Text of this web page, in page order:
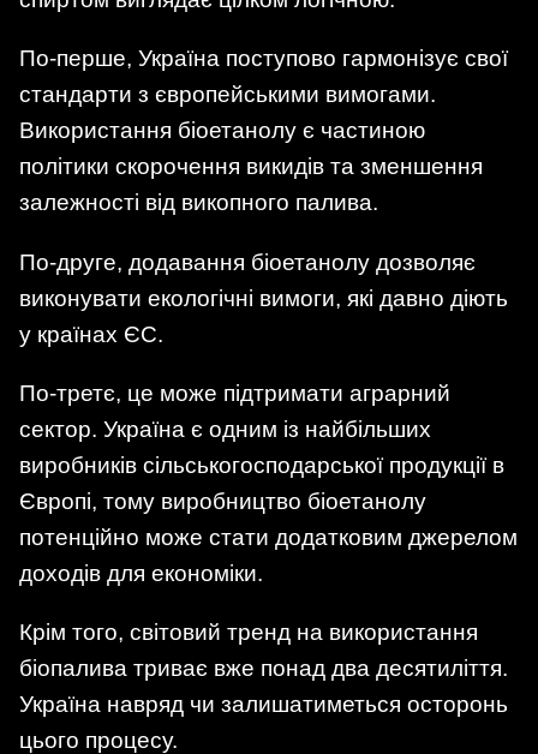
По-перше, Україна поступово гармонізує свої
стандарти з європейськими вимогами.
Використання біоетанолу є частиною
політики скорочення викидів та зменшення
залежності від викопного палива.
По-друге, додавання біоетанолу дозволяє
виконувати екологічні вимоги, які давно діють
у країнах ЄС.
По-третє, це може підтримати аграрний
сектор. Україна є одним із найбільших
виробників сільськогосподарської продукції в
Європі, тому виробництво біоетанолу
потенційно може стати додатковим джерелом
доходів для економіки.
Крім того, світовий тренд на використання
біопалива триває вже понад два десятиліття.
Україна навряд чи залишатиметься осторонь
цього процесу.